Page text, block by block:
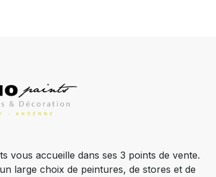
vous accueille dans ses 3 points de vente.
large choix de peintures, de stores et de